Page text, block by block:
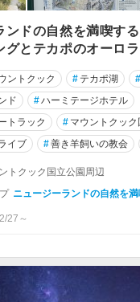
ンドの自然を満喫す
グとテカポのオーロラ
ントクック # テカポ湖 #
ド #ハーミテージホテル
トラック # マウントクック
イブ #善き羊飼いの教会
トクック国立公園周辺
ニュージーランドの自然を
27～